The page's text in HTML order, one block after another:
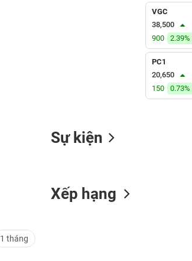
VGC
38,500
900
2.39%
PC1
20,650
150
0.73%
Sự kiện
1 tháng
Xếp hạng